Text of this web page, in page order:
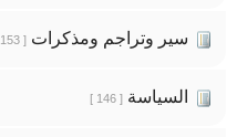
سير وتراجم ومذكرات [ 153 ]
السياسة [ 146 ]